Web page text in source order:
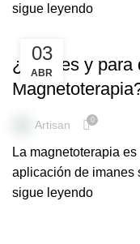
sigue leyendo
03
ABR
¿Qué es y para
Artisan 0
La magnetoterapia
aplicación de imanes
sigue leyendo